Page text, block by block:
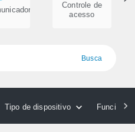
Controle de
acesso
Busca
Tipo de dispositivo